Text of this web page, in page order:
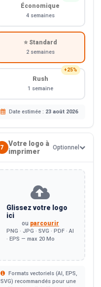
Économique
4 semaines
⭐ Standard
2 semaines
+25%
Rush
1 semaine
Date estimée : 23 août 2026
7
Votre logo à
imprimer
Optionnel
Glissez votre logo
ici
ou parcourir
PNG · JPG · SVG · PDF · AI
· EPS — max 20 Mo
Formats vectoriels (AI, EPS,
SVG) recommandés pour une